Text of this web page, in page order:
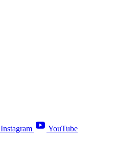
Instagram YouTube